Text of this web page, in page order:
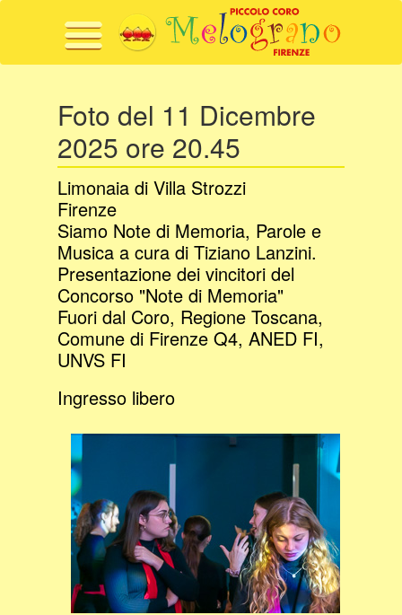
Menu
Foto del 11 Dicembre
2025 ore 20.45
Limonaia di Villa Strozzi
Firenze
Siamo Note di Memoria, Parole e
Musica a cura di Tiziano Lanzini.
Presentazione dei vincitori del
Concorso "Note di Memoria"
Fuori dal Coro, Regione Toscana,
Comune di Firenze Q4, ANED FI,
UNVS FI
Ingresso libero